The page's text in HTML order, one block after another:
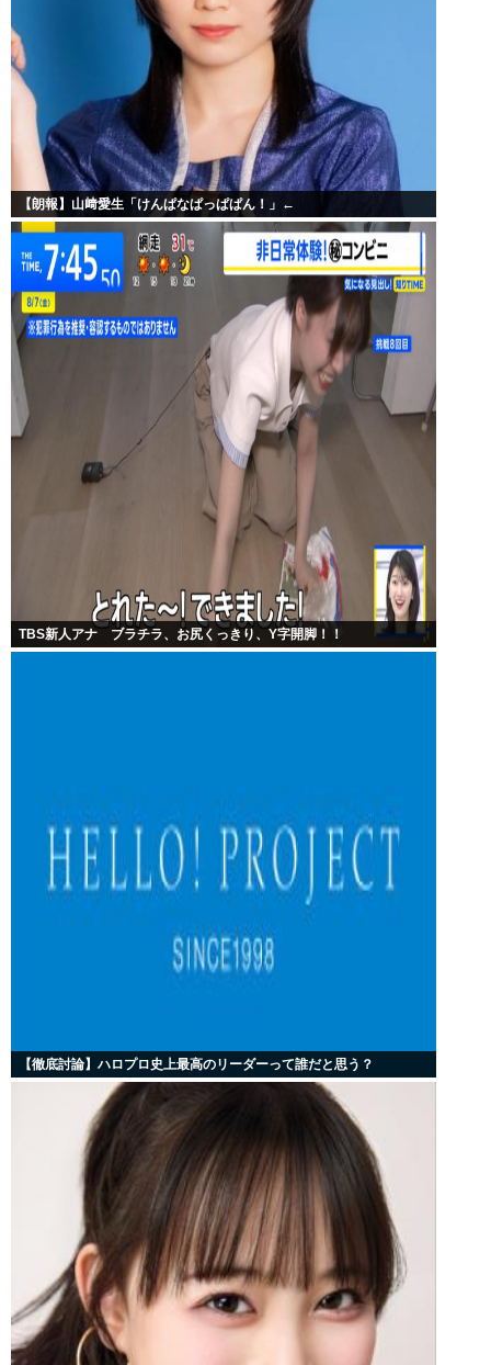
【朗報】山﨑愛生「けんぱなぱっぱぱん！」←
TBS新人アナ ブラチラ、お尻くっきり、Y字開脚！！
【徹底討論】ハロプロ史上最高のリーダーって誰だと思う？